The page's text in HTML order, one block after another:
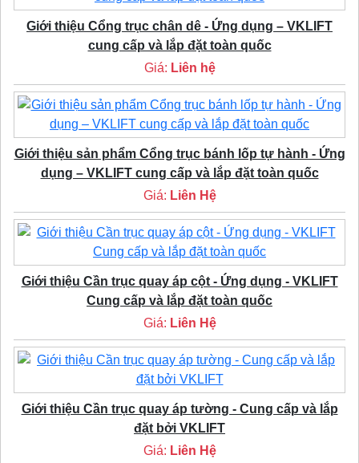
Giới thiệu Cổng trục chân dê - Ứng dụng – VKLIFT
cung cấp và lắp đặt toàn quốc
Giá: Liên hệ
Giới thiệu sản phẩm Cổng trục bánh lốp tự hành - Ứng
dụng – VKLIFT cung cấp và lắp đặt toàn quốc
Giá: Liên Hệ
Giới thiệu Cần trục quay áp cột - Ứng dụng - VKLIFT
Cung cấp và lắp đặt toàn quốc
Giá: Liên Hệ
Giới thiệu Cần trục quay áp tường - Cung cấp và lắp
đặt bởi VKLIFT
Giá: Liên Hệ